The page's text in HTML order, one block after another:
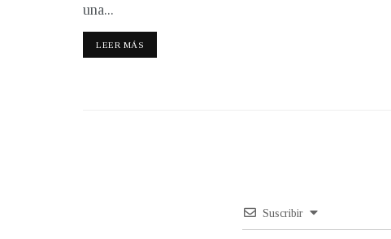
una...
LEER MÁS
Suscribir